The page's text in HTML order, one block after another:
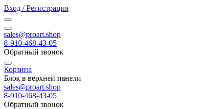
Вход / Регистрация
sales@proart.shop
8-910-468-43-05
Обратный звонок
Корзина
Блок в верхней панели
sales@proart.shop
8-910-468-43-05
Обратный звонок